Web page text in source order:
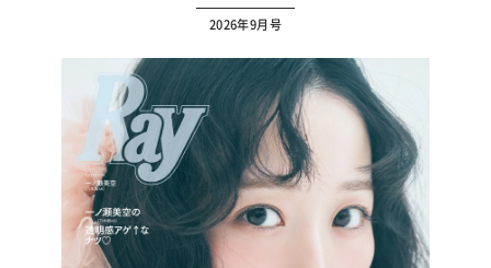
2026年9月号